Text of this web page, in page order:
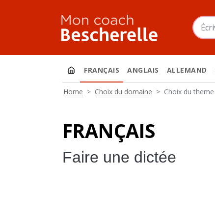
FRANÇAIS ANGLAIS ALLEMAND
Home Choix du domaine Choix du theme
français
Faire une dictée